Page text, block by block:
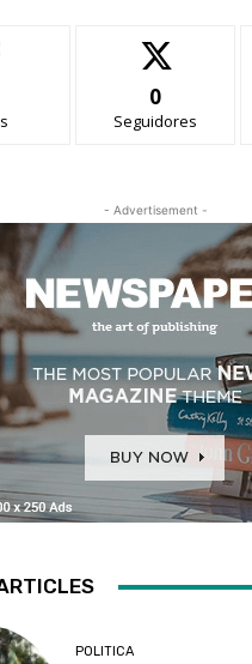
0
Seguidores
- Advertisement -
POLITICA